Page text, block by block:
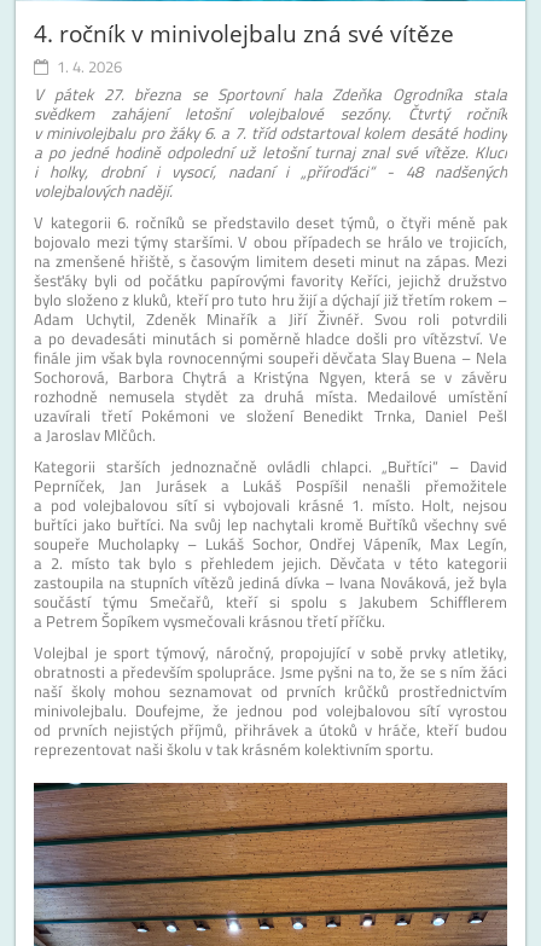
4. ročník v minivolejbalu zná své vítěze
1. 4. 2026
V pátek 27. března se Sportovní hala Zdeňka Ogrodníka stala
svědkem zahájení letošní volejbalové sezóny. Čtvrtý ročník
v minivolejbalu pro žáky 6. a 7. tříd odstartoval kolem desáté hodiny
a po jedné hodině odpolední už letošní turnaj znal své vítěze. Kluci
i holky, drobní i vysocí, nadaní i „příroďáci“ - 48 nadšených
volejbalových nadějí.
V kategorii 6. ročníků se představilo deset týmů, o čtyři méně pak
bojovalo mezi týmy staršími. V obou případech se hrálo ve trojicích,
na zmenšené hřiště, s časovým limitem deseti minut na zápas. Mezi
šesťáky byli od počátku papírovými favority Keříci, jejichž družstvo
bylo složeno z kluků, kteří pro tuto hru žijí a dýchají již třetím rokem –
Adam Uchytil, Zdeněk Minařík a Jiří Živnéř. Svou roli potvrdili
a po devadesáti minutách si poměrně hladce došli pro vítězství. Ve
finále jim však byla rovnocennými soupeři děvčata Slay Buena – Nela
Sochorová, Barbora Chytrá a Kristýna Ngyen, která se v závěru
rozhodně nemusela stydět za druhá místa. Medailové umístění
uzavírali třetí Pokémoni ve složení Benedikt Trnka, Daniel Pešl
a Jaroslav Mlčůch.
Kategorii starších jednoznačně ovládli chlapci. „Buřtíci“ – David
Peprníček, Jan Jurásek a Lukáš Pospíšil nenašli přemožitele
a pod volejbalovou sítí si vybojovali krásné 1. místo. Holt, nejsou
buřtíci jako buřtíci. Na svůj lep nachytali kromě Buřtíků všechny své
soupeře Mucholapky – Lukáš Sochor, Ondřej Vápeník, Max Legín,
a 2. místo tak bylo s přehledem jejich. Děvčata v této kategorii
zastoupila na stupních vítězů jediná dívka – Ivana Nováková, jež byla
součástí týmu Smečařů, kteří si spolu s Jakubem Schifflerem
a Petrem Šopíkem vysmečovali krásnou třetí příčku.
Volejbal je sport týmový, náročný, propojující v sobě prvky atletiky,
obratnosti a především spolupráce. Jsme pyšni na to, že se s ním žáci
naší školy mohou seznamovat od prvních krůčků prostřednictvím
minivolejbalu. Doufejme, že jednou pod volejbalovou sítí vyrostou
od prvních nejistých příjmů, přihrávek a útoků v hráče, kteří budou
reprezentovat naši školu v tak krásném kolektivním sportu.